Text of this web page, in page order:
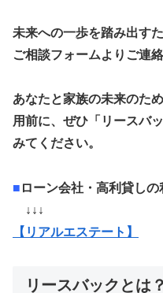
未来への一歩を踏み出す
ご相談フォームよりご連絡
あなたと家族の未来のた
用前に、ぜひ「リースバ
みてください。
■ ローン会社・高利貸しの
↓↓↓
【リアルエステート】
リースバックとは？